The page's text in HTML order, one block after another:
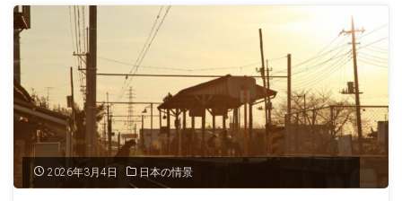
六
の
三
の
景
愛
と
五
2026年3月4日 日本の情景